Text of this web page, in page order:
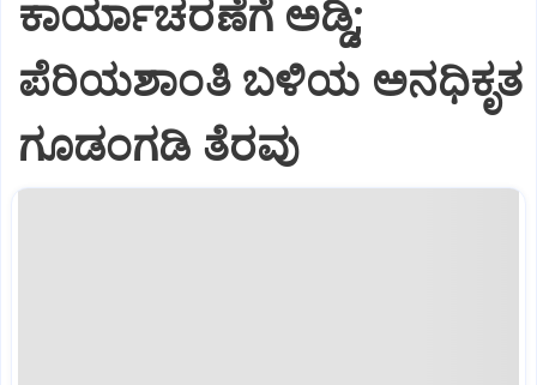
ಕಾರ್ಯಾಚರಣೆಗೆ ಅಡ್ಡಿ;
ಪೆರಿಯಶಾಂತಿ ಬಳಿಯ ಅನಧಿಕೃತ
ಗೂಡಂಗಡಿ ತೆರವು